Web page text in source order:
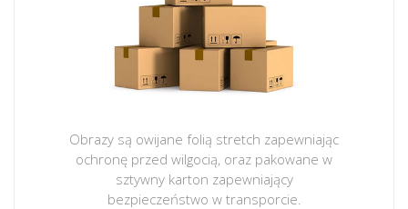
Obrazy są owijane folią stretch zapewniając
ochronę przed wilgocią, oraz pakowane w
sztywny karton zapewniający
bezpieczeństwo w transporcie.